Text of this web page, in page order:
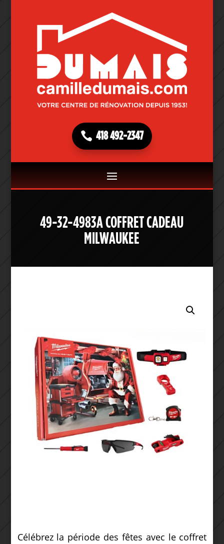
418 492-2347
49-32-4983A COFFRET CADEAU
MILWAUKEE
Célébrez la période des fêtes avec le coffret